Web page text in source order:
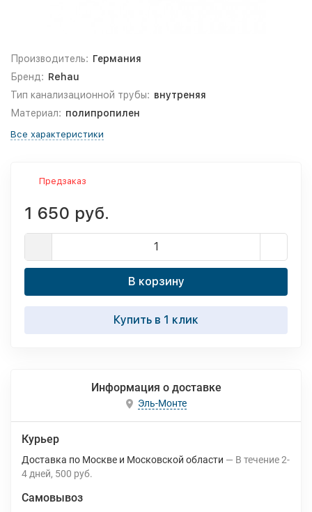
Производитель: Германия
Бренд: Rehau
Тип канализационной трубы: внутреняя
Материал: полипропилен
Все характеристики
Предзаказ
1 650 руб.
В корзину
Купить в 1 клик
Информация о доставке
Эль-Монте
Курьер
Доставка по Москве и Московской области В течение2-
4 дней 500 руб.
Самовывоз